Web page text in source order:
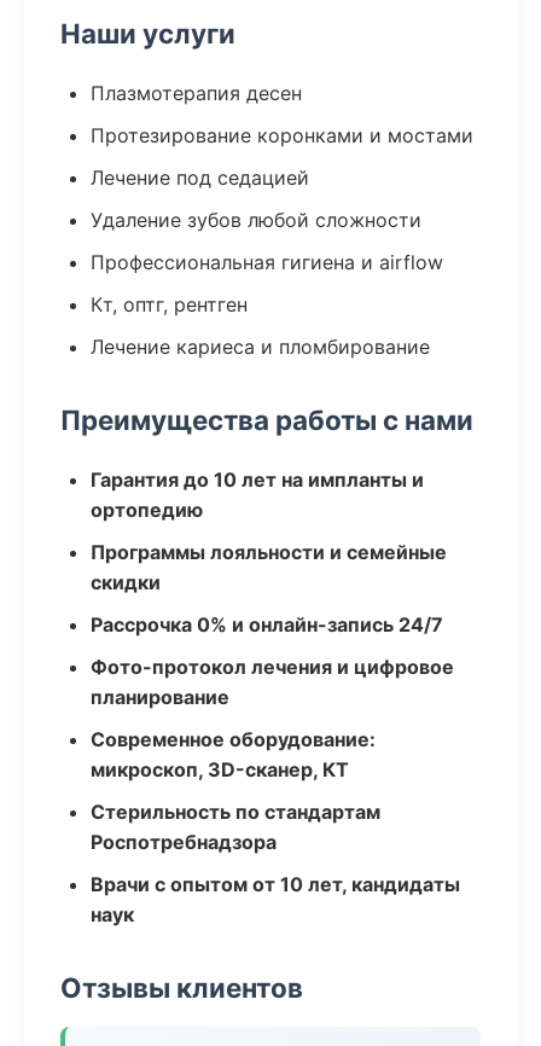
Наши услуги
Плазмотерапия десен
Протезирование коронками и мостами
Лечение под седацией
Удаление зубов любой сложности
Профессиональная гигиена и airflow
Кт, оптг, рентген
Лечение кариеса и пломбирование
Преимущества работы с нами
Гарантия до 10 лет на импланты и
ортопедию
Программы лояльности и семейные
скидки
Рассрочка 0% и онлайн-запись 24/7
Фото-протокол лечения и цифровое
планирование
Современное оборудование:
микроскоп, 3D-сканер, КТ
Стерильность по стандартам
Роспотребнадзора
Врачи с опытом от 10 лет, кандидаты
наук
Отзывы клиентов